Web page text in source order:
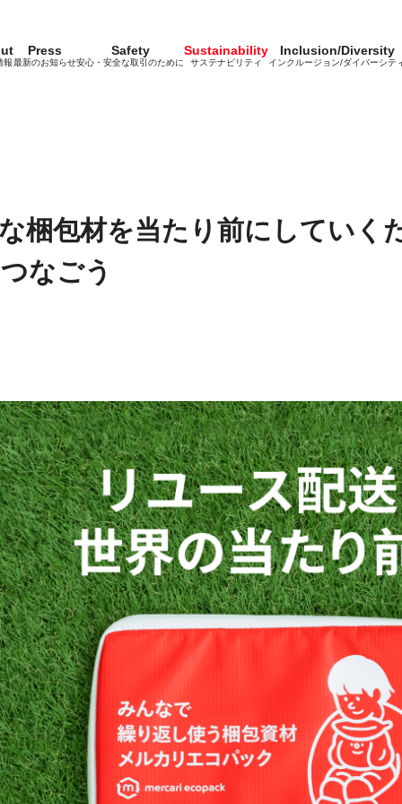
報
Press
最新のお知らせ
Safety
安心・安全な取引のために
Sustainability
サステナビリティ
Inclusion/Diversity
インクルージョン/ダイバーシテ
梱包材を当たり前にしていく
なごう